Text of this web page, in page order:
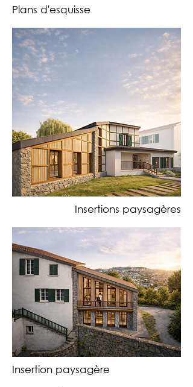
Plans d'esquisse
Insertions paysagères
Insertion paysagère